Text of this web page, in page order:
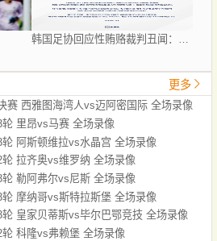
韩国足协回应性贿赂裁判丑闻：目前不存在此类不当行为
更多
赛 西雅图海湾人vs迈阿密国际 全场录像
里昂vs马赛 全场录像
阿斯顿维拉vs水晶宫 全场录像
拉齐奥vs维罗纳 全场录像
勒阿弗尔vs尼斯 全场录像
摩纳哥vs斯特拉斯堡 全场录像
皇家贝蒂斯vs毕尔巴鄂竞技 全场录像
科隆vs弗赖堡 全场录像